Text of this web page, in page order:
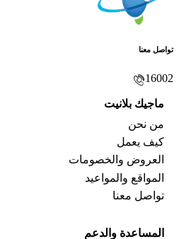
تواصل معنا
16002
ماجيك بلانيت
من نحن
كيف يعمل
العروض والخصومات
المواقع والمواعيد
تواصل معنا
المساعدة والدعم